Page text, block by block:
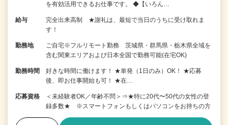
を有効活用できるお仕事です。 ◆【いろん…
給与
完全出来高制 ★謝礼は、最短で当日のうちに受け取れま
す！
勤務地
ご自宅※フルリモート勤務 茨城県・群馬県・栃木県全域を
含む関東エリアおよび日本全国で勤務可能(在宅OK)
勤務時間
好きな時間に働けます！ ★単発（1日のみ）OK！ ★応募
後、即お仕事開始も可！ ★在…
応募資格
＜未経験者OK／年齢不問＞⇒★特に20代〜50代の女性の登
録多数★ ※スマートフォンもしくはパソコンをお持ちの方